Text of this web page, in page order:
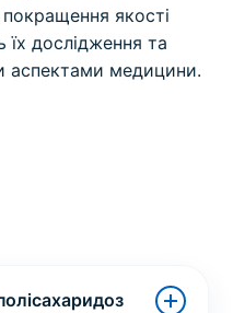
якості
їх дослідження та
аспектами медицини.